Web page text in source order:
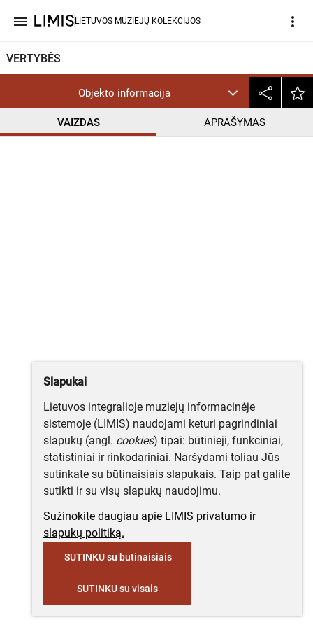
menu LIETUVOS MUZIEJŲ KOLEKCIJOS more_vert
VERTYBĖS
Objekto informacija
VAIZDAS APRAŠYMAS
InC-EDU
Slapukai
Lietuvos integralioje muziejų informacinėje
sistemoje (LIMIS) naudojami keturi pagrindiniai
slapukų (angl. cookies) tipai: būtinieji, funkciniai,
statistiniai ir rinkodariniai. Naršydami toliau Jūs
sutinkate su būtinaisiais slapukais. Taip pat galite
sutikti ir su visų slapukų naudojimu.
Sužinokite daugiau apie LIMIS privatumo ir
slapukų politiką.
SUTINKU su būtinaisiais
SUTINKU su visais